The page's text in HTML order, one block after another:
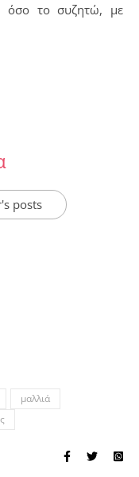
όσο το συζητώ, με
posts
μαλλιά